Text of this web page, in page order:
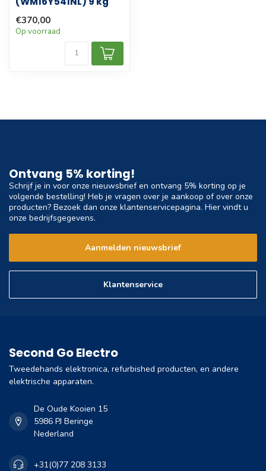
€370,00
Op voorraad
Ontvang 5% korting!
Schrijf je in voor onze nieuwsbrief en ontvang 5% korting op je
volgende bestelling! Heb je vragen over je aankoop of over onze
producten? Bezoek dan onze klantenservicepagina. Hier vindt u
onze bedrijfsgegevens.
Aanmelden nieuwsbrief
Klantenservice
Second Go Electro
Tweedehands elektronica, refurbished producten, en andere
elektrische apparaten.
De Oude Kooien 15
5986 PJ Beringe
Nederland
+31(0)77 208 3133